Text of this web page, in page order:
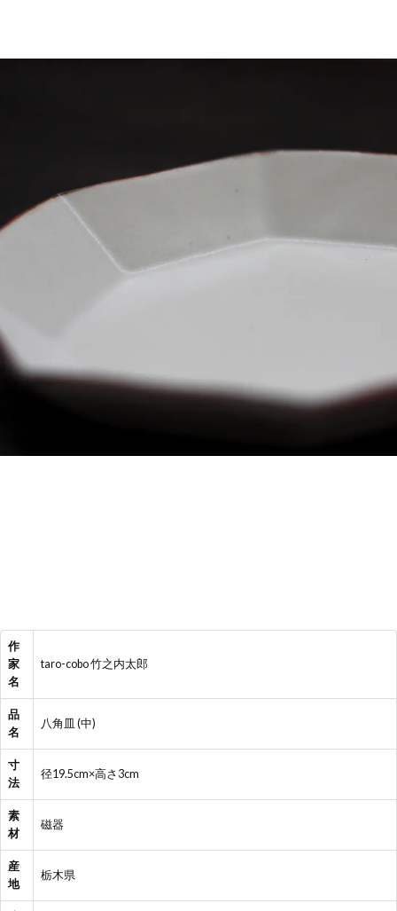
作
家
名
taro-cobo 竹之内太郎
品
名
八角皿 (中)
寸
法
径19.5cm×高さ3cm
素
材
磁器
産
地
栃木県